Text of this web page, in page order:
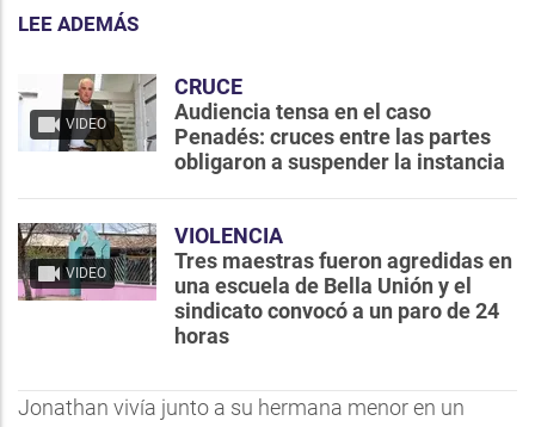
LEE ADEMÁS
VIDEO
CRUCE
Audiencia tensa en el caso
Penadés: cruces entre las partes
obligaron a suspender la instancia
VIDEO
VIOLENCIA
Tres maestras fueron agredidas en
una escuela de Bella Unión y el
sindicato convocó a un paro de 24
horas
Jonathan vivía junto a su hermana menor en un